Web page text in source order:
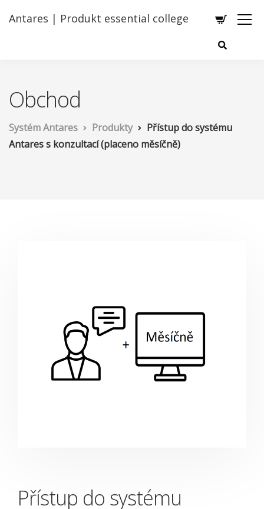
Antares | Produkt essential college
Obchod
Systém Antares Produkty
Přístup do systému
Antares s konzultací (placeno měsíčně)
Přístup do systému